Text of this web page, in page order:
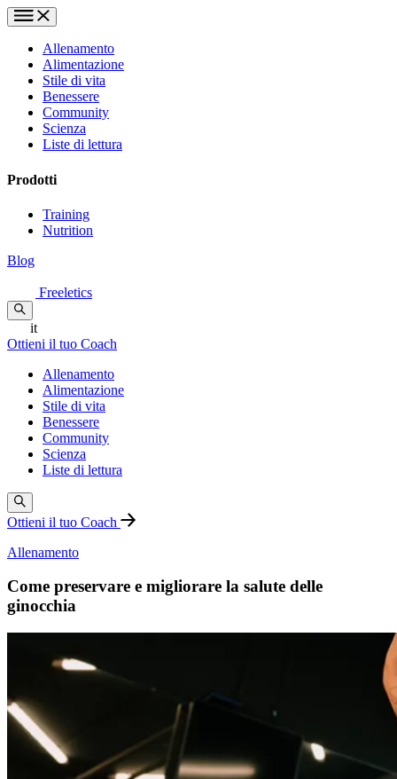
Allenamento
Alimentazione
Stile di vita
Benessere
Community
Scienza
Liste di lettura
Prodotti
Training
Nutrition
Blog
Freeletics
it
Ottieni il tuo Coach
Allenamento
Alimentazione
Stile di vita
Benessere
Community
Scienza
Liste di lettura
Ottieni il tuo Coach
Allenamento
Come preservare e migliorare la salute delle
ginocchia